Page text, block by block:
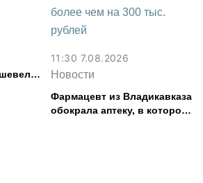
11:30 7.08.2026
Новости
Фармацевт из Владикавказа
обокрала аптеку, в которой